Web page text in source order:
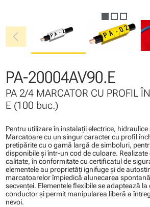
chevron_left
PA-20004AV90.E
PA 2/4 MARCATOR CU PROFIL
E (100 buc.)
Pentru utilizare în instalaţii electrice,
Marcatoare cu un singur caracter cu profil
pretipărite cu o gamă largă de simboluri,
disponibile şi într-un cod de culoare.
calitate, în conformitate cu certificatul de
elementele au proprietăţi ignifuge şi de
marcatoarelor împiedică alunecarea
secvenţei. Elementele flexibile se adaptează
conductor şi permit manipularea liberă a
nevoi.